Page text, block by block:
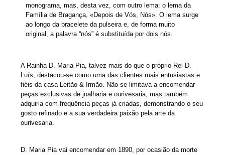
monograma, mas, desta vez, com outro lema: o lema da
Família de Bragança, «Depois de Vós, Nós». O lema surge
ao longo da bracelete da pulseira e, de forma muito
original, a palavra “nós” é substituída por dois nós.
A Rainha D. Maria Pia, talvez mais do que o próprio Rei D.
Luís, destacou-se como uma das clientes mais entusiastas e
fiéis da casa Leitão & Irmão. Não se limitava a encomendar
peças exclusivas de joalharia e ourivesaria, mas também
adquiria com frequência peças já criadas, demonstrando o seu
gosto refinado e a sua verdadeira paixão pela arte da
ourivesaria.
D. Maria Pia vai encomendar em 1890, por ocasião da morte